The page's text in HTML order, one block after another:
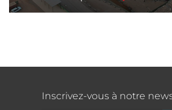
Inscrivez-vous à notre